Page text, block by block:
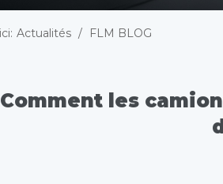
Actualités / FLM BLOG
Comment les